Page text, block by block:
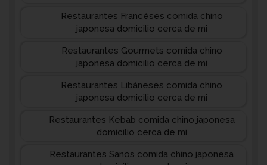
Restaurantes Francéses comida chino
japonesa domicilio cerca de mi
Restaurantes Gourmets comida chino
japonesa domicilio cerca de mi
Restaurantes Libáneses comida chino
japonesa domicilio cerca de mi
Restaurantes Kebab comida chino japonesa
domicilio cerca de mi
Restaurantes Sanos comida chino japonesa